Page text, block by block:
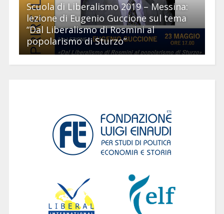
Scuola di Liberalismo 2019 – Messina:
lezione di Eugenio Guccione sul tema
“Dal Liberalismo di Rosmini al
popolarismo di Sturzo”